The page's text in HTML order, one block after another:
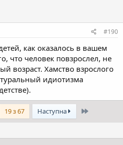
#190
как оказалось в вашем
что человек повзрослел, не
возраст. Хамство взрослого
идиотизма
19 з 67 Наступна Останній